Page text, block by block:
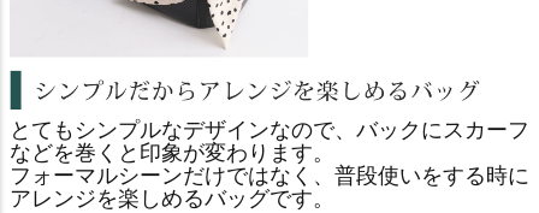
とてもシンプルなデザインなので、バックにスカーフ
などを巻くと印象が変わります。
フォーマルシーンだけではなく、普段使いをする時に
アレンジを楽しめるバッグです。